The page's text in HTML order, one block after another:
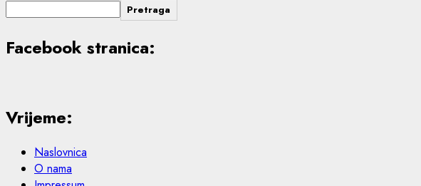
Pretraga
Facebook stranica:
Vrijeme:
Naslovnica
O nama